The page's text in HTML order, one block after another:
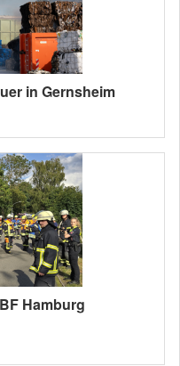
in Gernsheim
Hamburg